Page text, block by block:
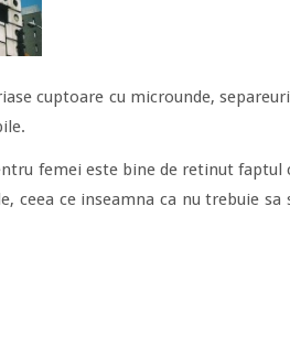
cuptoare cu microunde,
femei este bine de retinut faptul
ceea ce inseamna ca nu trebuie sa